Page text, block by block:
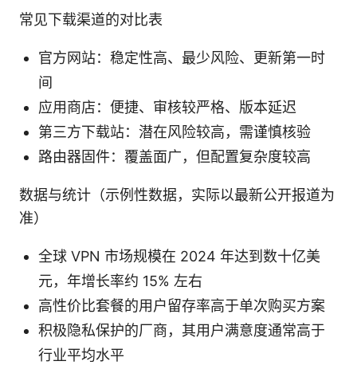
常见下载渠道的对比表
官方网站：稳定性高、最少风险、更新第一时
间
应用商店：便捷、审核较严格、版本延迟
第三方下载站：潜在风险较高，需谨慎核验
路由器固件：覆盖面广，但配置复杂度较高
数据与统计（示例性数据，实际以最新公开报道为
准）
全球 VPN 市场规模在 2024 年达到数十亿美
元，年增长率约 15% 左右
高性价比套餐的用户留存率高于单次购买方案
积极隐私保护的厂商，其用户满意度通常高于
行业平均水平